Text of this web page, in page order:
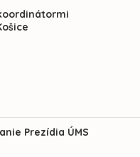
Prezídia ÚMS